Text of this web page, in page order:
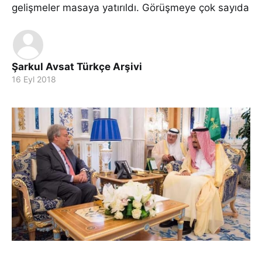
gelişmeler masaya yatırıldı. Görüşmeye çok sayıda
Şarkul Avsat Türkçe Arşivi
16 Eyl 2018